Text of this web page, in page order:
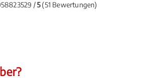
/5(51 Bewertungen)